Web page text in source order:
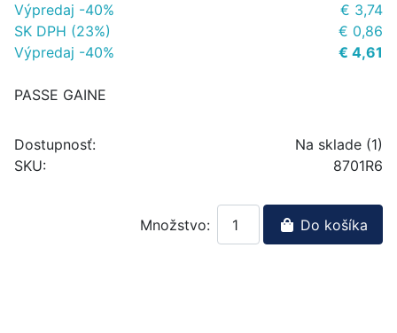
Výpredaj -40%
€ 3,74
SK DPH (23%)
€ 0,86
Výpredaj -40%
€ 4,61
PASSE GAINE
Dostupnosť:
Na sklade (1)
SKU:
8701R6
Množstvo: Do košíka